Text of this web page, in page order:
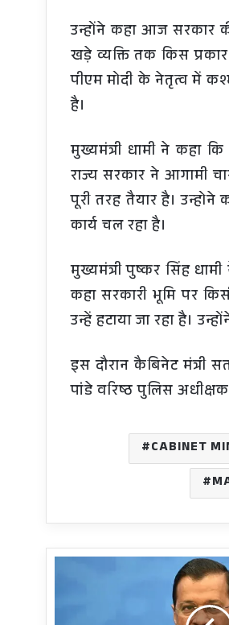
उन्होंने कहा आज सरकार
खड़े व्यक्ति तक किस
पीएम मोदी के नेतृत्व में
है।
मुख्यमंत्री धामी ने कहा कि
राज्य सरकार ने आगामी
पूरी तरह तैयार है।
कार्य चल रहा है।
मुख्यमंत्री पुष्कर सिंह
कहा सरकारी भूमि पर
उन्हें हटाया जा रहा है।
इस दौरान कैबिनेट मंत्री
पांडे वरिष्ठ पुलिस
CABINET